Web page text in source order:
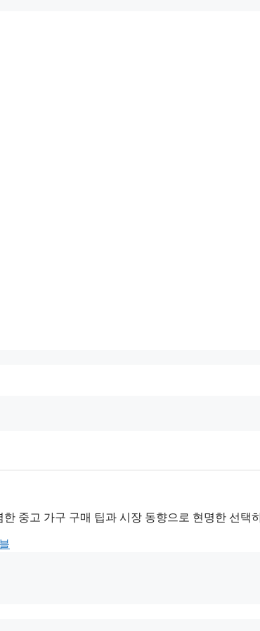
중고 가구 구매 팁과 시장 동향으로 현명한 선택